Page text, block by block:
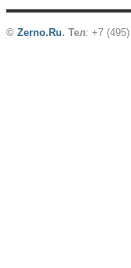
© Zerno.Ru. Тел: +7